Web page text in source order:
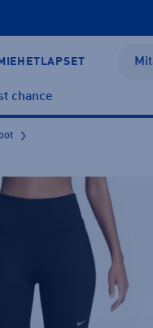
MIEHET LAPSET
chance